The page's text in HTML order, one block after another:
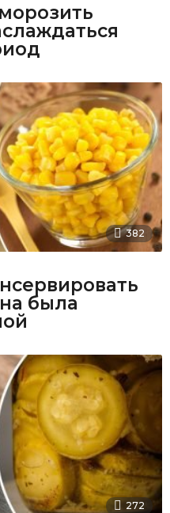
382
была
272